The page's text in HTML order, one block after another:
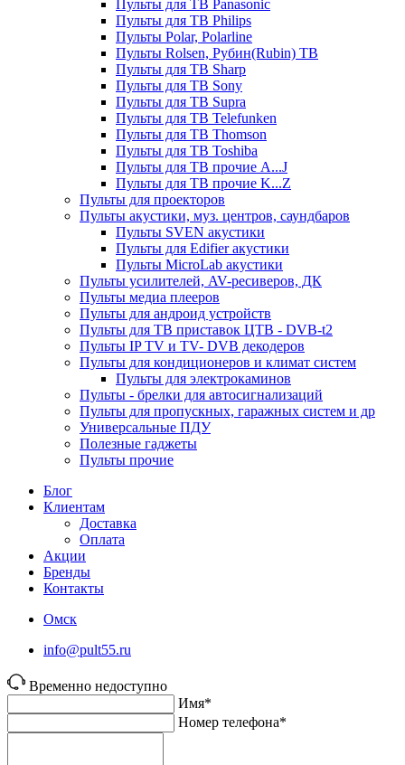
Пульты для ТВ Panasonic
Пульты для ТВ Philips
Пульты Polar, Polarline
Пульты Rolsen, Рубин(Rubin) ТВ
Пульты для ТВ Sharp
Пульты для ТВ Sony
Пульты для ТВ Supra
Пульты для ТВ Telefunken
Пульты для ТВ Thomson
Пульты для ТВ Toshiba
Пульты для ТВ прочие A...J
Пульты для ТВ прочие K...Z
Пульты для проекторов
Пульты акустики, муз. центров, саундбаров
Пульты SVEN акустики
Пульты для Edifier акустики
Пульты MicroLab акустики
Пульты усилителей, AV-ресиверов, ДК
Пульты медиа плееров
Пульты для андроид устройств
Пульты для ТВ приставок ЦТВ - DVB-t2
Пульты IP TV и TV- DVB декодеров
Пульты для кондиционеров и климат систем
Пульты для электрокаминов
Пульты - брелки для автосигнализаций
Пульты для пропускных, гаражных систем и др
Универсальные ПДУ
Полезные гаджеты
Пульты прочие
Блог
Клиентам
Доставка
Оплата
Акции
Бренды
Контакты
Омск
info@pult55.ru
Временно недоступно
Имя*
Номер телефона*